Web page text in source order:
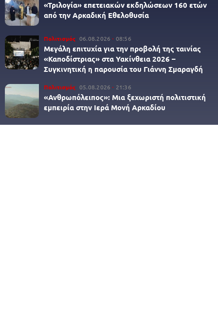
«Τριλογία» επετειακών εκδηλώσεων 160 ετών
από την Αρκαδική Εθελοθυσία
Πολιτισμός 06.08.2026 08:56
Μεγάλη επιτυχία για την προβολή της ταινίας
«Καποδίστριας» στα Υακίνθεια 2026 –
Συγκινητική η παρουσία του Γιάννη Σμαραγδή
Πολιτισμός 05.08.2026 21:36
«Ανθρωπόλειπος»: Μια ξεχωριστή πολιτιστική
εμπειρία στην Ιερά Μονή Αρκαδίου